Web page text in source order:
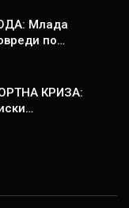
Млада
по…
КРИЗА: